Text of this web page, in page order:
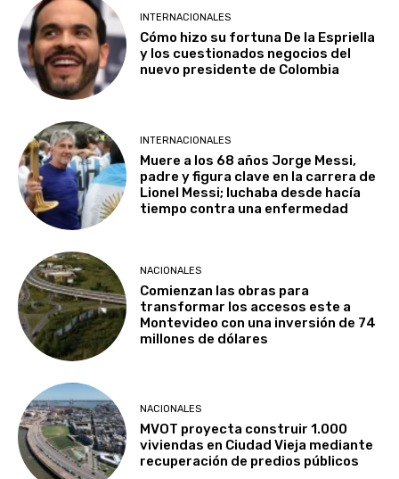
INTERNACIONALES
Cómo hizo su fortuna De la Espriella
y los cuestionados negocios del
nuevo presidente de Colombia
INTERNACIONALES
Muere a los 68 años Jorge Messi,
padre y figura clave en la carrera de
Lionel Messi; luchaba desde hacía
tiempo contra una enfermedad
NACIONALES
Comienzan las obras para
transformar los accesos este a
Montevideo con una inversión de 74
millones de dólares
NACIONALES
MVOT proyecta construir 1.000
viviendas en Ciudad Vieja mediante
recuperación de predios públicos